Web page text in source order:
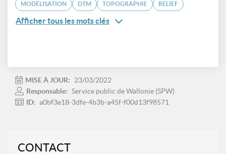
MODÉLISATION DTM TOPOGRAPHIE RELIEF
Afficher tous les mots clés
MISE À JOUR:
23/03/2022
Responsable: Service public de Wallonie (SPW)
ID: a0bf3e18-3dfe-4b3b-a45f-f00d13f98571
CONTACT